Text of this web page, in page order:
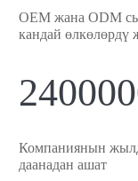
OEM жана ODM
кандай өлкөлөрдү
Компаниянын
даанадан ашат
CHARM'тын
мен
үчүн төмөндө
Сураныч
алдык
аутентификация